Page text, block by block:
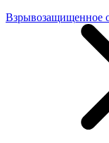
Взрывозащищенное